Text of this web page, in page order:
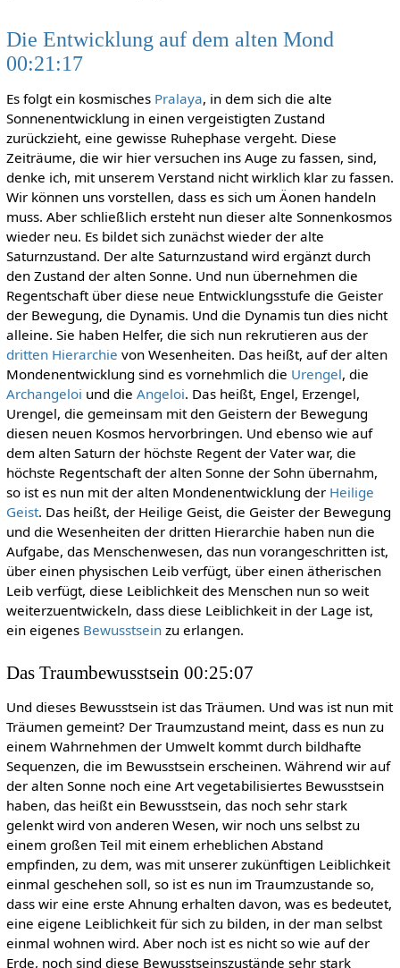
Die Entwicklung auf dem alten Mond
00:21:17
Es folgt ein kosmisches Pralaya, in dem sich die alte
Sonnenentwicklung in einen vergeistigten Zustand
zurückzieht, eine gewisse Ruhephase vergeht. Diese
Zeiträume, die wir hier versuchen ins Auge zu fassen, sind,
denke ich, mit unserem Verstand nicht wirklich klar zu fassen.
Wir können uns vorstellen, dass es sich um Äonen handeln
muss. Aber schließlich ersteht nun dieser alte Sonnenkosmos
wieder neu. Es bildet sich zunächst wieder der alte
Saturnzustand. Der alte Saturnzustand wird ergänzt durch
den Zustand der alten Sonne. Und nun übernehmen die
Regentschaft über diese neue Entwicklungsstufe die Geister
der Bewegung, die Dynamis. Und die Dynamis tun dies nicht
alleine. Sie haben Helfer, die sich nun rekrutieren aus der
dritten Hierarchie von Wesenheiten. Das heißt, auf der alten
Mondenentwicklung sind es vornehmlich die Urengel, die
Archangeloi und die Angeloi. Das heißt, Engel, Erzengel,
Urengel, die gemeinsam mit den Geistern der Bewegung
diesen neuen Kosmos hervorbringen. Und ebenso wie auf
dem alten Saturn der höchste Regent der Vater war, die
höchste Regentschaft der alten Sonne der Sohn übernahm,
so ist es nun mit der alten Mondenentwicklung der Heilige
Geist. Das heißt, der Heilige Geist, die Geister der Bewegung
und die Wesenheiten der dritten Hierarchie haben nun die
Aufgabe, das Menschenwesen, das nun vorangeschritten ist,
über einen physischen Leib verfügt, über einen ätherischen
Leib verfügt, diese Leiblichkeit des Menschen nun so weit
weiterzuentwickeln, dass diese Leiblichkeit in der Lage ist,
ein eigenes Bewusstseinzu erlangen.
Das Traumbewusstsein 00:25:07
Und dieses Bewusstsein ist das Träumen. Und was ist nun mit
Träumen gemeint? Der Traumzustand meint, dass es nun zu
einem Wahrnehmen der Umwelt kommt durch bildhafte
Sequenzen, die im Bewusstsein erscheinen. Während wir auf
der alten Sonne noch eine Art vegetabilisiertes Bewusstsein
haben, das heißt ein Bewusstsein, das noch sehr stark
gelenkt wird von anderen Wesen, wir noch uns selbst zu
einem großen Teil mit einem erheblichen Abstand
empfinden, zu dem, was mit unserer zukünftigen Leiblichkeit
einmal geschehen soll, so ist es nun im Traumzustande so,
dass wir eine erste Ahnung erhalten davon, was es bedeutet,
eine eigene Leiblichkeit für sich zu bilden, in der man selbst
einmal wohnen wird. Aber noch ist es nicht so wie auf der
Erde, noch sind diese Bewusstseinszustände sehr stark